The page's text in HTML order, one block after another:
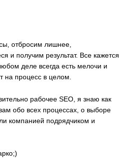
отбросим лишнее,
и получим результат. Все кажется
деле всегда есть мелочи и
на процесс в целом.
рабочее SEO, я знаю как
обо всех процессах, о выборе
компанией подрядчиком и